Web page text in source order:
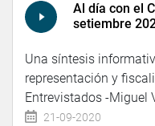
Al día con el
setiembre
Una síntesis
representación y
Entrevistados -Miguel
21-09-2020